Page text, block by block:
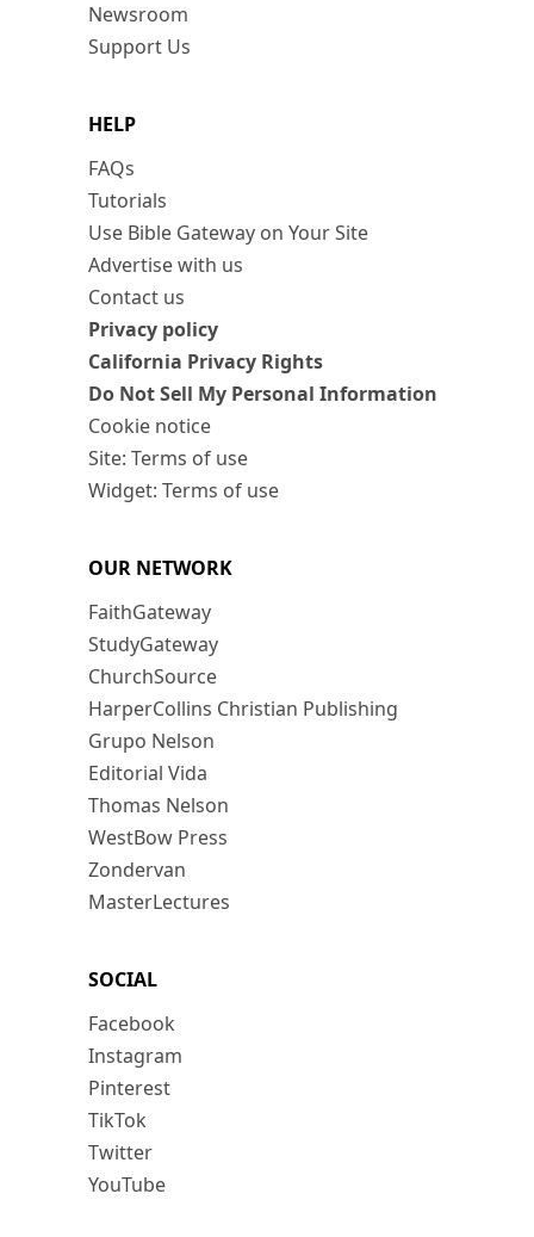
Newsroom
Support Us
HELP
FAQs
Tutorials
Use Bible Gateway on Your Site
Advertise with us
Contact us
Privacy policy
California Privacy Rights
Do Not Sell My Personal Information
Cookie notice
Site: Terms of use
Widget: Terms of use
OUR NETWORK
FaithGateway
StudyGateway
ChurchSource
HarperCollins Christian Publishing
Grupo Nelson
Editorial Vida
Thomas Nelson
WestBow Press
Zondervan
MasterLectures
SOCIAL
Facebook
Instagram
Pinterest
TikTok
Twitter
YouTube